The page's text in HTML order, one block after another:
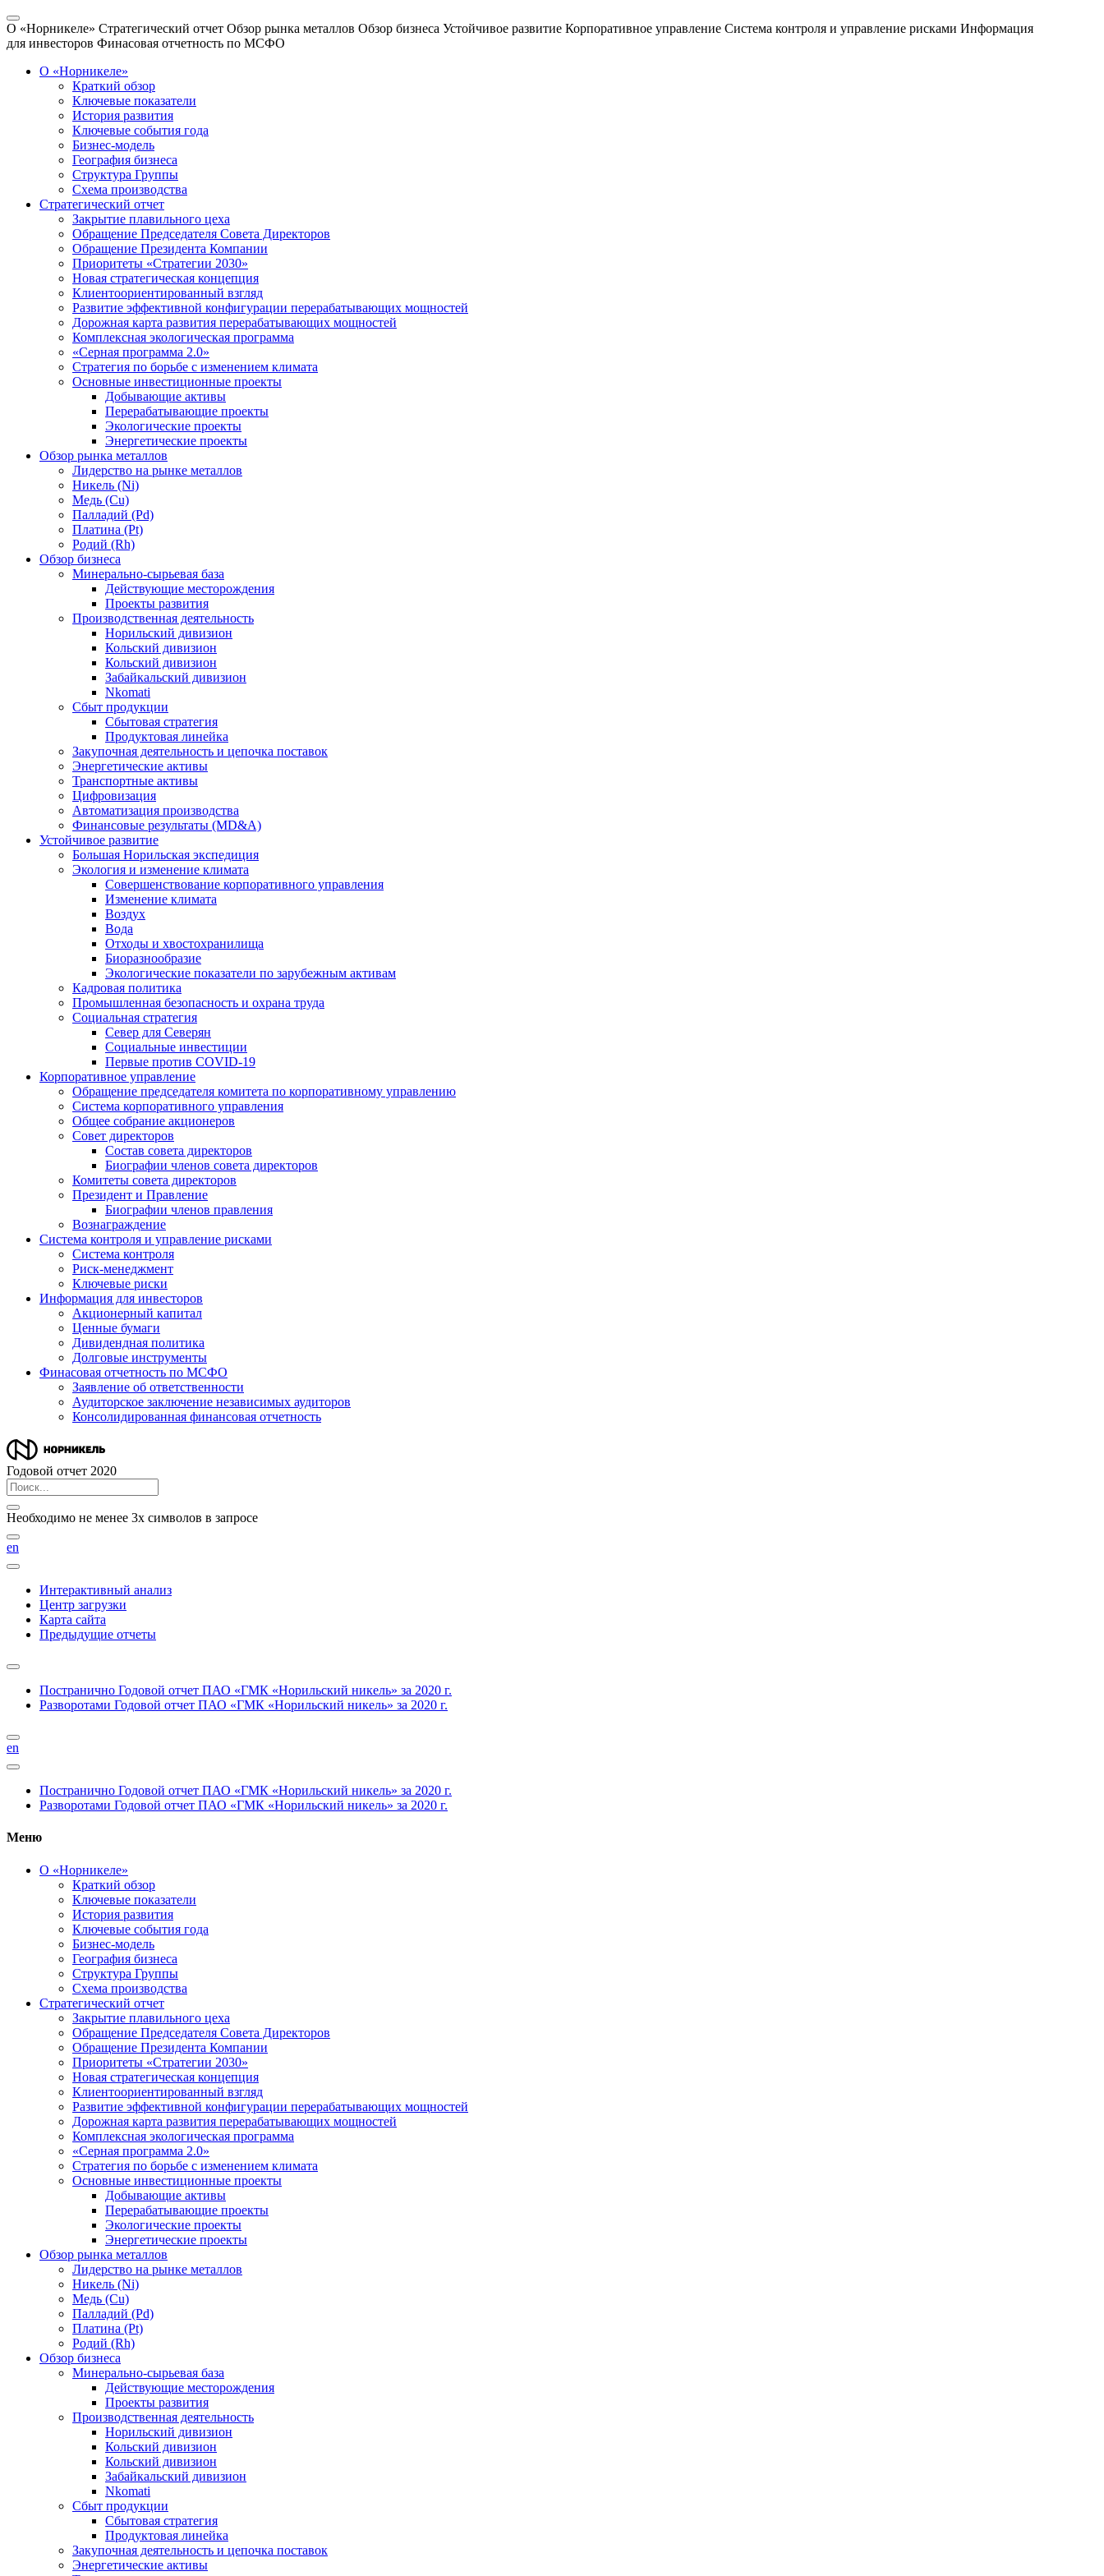
О «Норникеле» Стратегический отчет Обзор рынка металлов Обзор бизнеса Устойчивое развитие Корпоративное управление Система контроля и управление рисками Информация
для инвесторов Финасовая отчетность по МСФО
О «Норникеле»
Краткий обзор
Ключевые показатели
История развития
Ключевые события года
Бизнес-модель
География бизнеса
Структура Группы
Схема производства
Стратегический отчет
Закрытие плавильного цеха
Обращение Председателя Совета Директоров
Обращение Президента Компании
Приоритеты «Стратегии 2030»
Новая стратегическая концепция
Клиентоориентированный взгляд
Развитие эффективной конфигурации перерабатывающих мощностей
Дорожная карта развития перерабатывающих мощностей
Комплексная экологическая программа
«Серная программа 2.0»
Стратегия по борьбе с изменением климата
Основные инвестиционные проекты
Добывающие активы
Перерабатывающие проекты
Экологические проекты
Энергетические проекты
Обзор рынка металлов
Лидерство на рынке металлов
Никель (Ni)
Медь (Cu)
Палладий (Pd)
Платина (Pt)
Родий (Rh)
Обзор бизнеса
Минерально-сырьевая база
Действующие месторождения
Проекты развития
Производственная деятельность
Норильский дивизион
Кольский дивизион
Кольский дивизион
Забайкальский дивизион
Nkomati
Сбыт продукции
Сбытовая стратегия
Продуктовая линейка
Закупочная деятельность и цепочка поставок
Энергетические активы
Транспортные активы
Цифровизация
Автоматизация производства
Финансовые результаты (MD&A)
Устойчивое развитие
Большая Норильская экспедиция
Экология и изменение климата
Совершенствование корпоративного управления
Изменение климата
Воздух
Вода
Отходы и хвостохранилища
Биоразнообразие
Экологические показатели по зарубежным активам
Кадровая политика
Промышленная безопасность и охрана труда
Социальная стратегия
Север для Северян
Социальные инвестиции
Первые против COVID‑19
Корпоративное управление
Обращение председателя комитета по корпоративному управлению
Система корпоративного управления
Общее собрание акционеров
Совет директоров
Состав совета директоров
Биографии членов совета директоров
Комитеты совета директоров
Президент и Правление
Биографии членов правления
Вознаграждение
Система контроля и управление рисками
Система контроля
Риск-менеджмент
Ключевые риски
Информация для инвесторов
Акционерный капитал
Ценные бумаги
Дивидендная политика
Долговые инструменты
Финасовая отчетность по МСФО
Заявление об ответственности
Аудиторское заключение независимых аудиторов
Консолидированная финансовая отчетность
Годовой отчет 2020
Необходимо не менее 3х символов в запросе
en
Интерактивный анализ
Центр загрузки
Карта сайта
Предыдущие отчеты
Постранично Годовой отчет ПАО «ГМК «Норильский никель» за 2020 г.
Разворотами Годовой отчет ПАО «ГМК «Норильский никель» за 2020 г.
en
Постранично Годовой отчет ПАО «ГМК «Норильский никель» за 2020 г.
Разворотами Годовой отчет ПАО «ГМК «Норильский никель» за 2020 г.
Меню
О «Норникеле»
Краткий обзор
Ключевые показатели
История развития
Ключевые события года
Бизнес-модель
География бизнеса
Структура Группы
Схема производства
Стратегический отчет
Закрытие плавильного цеха
Обращение Председателя Совета Директоров
Обращение Президента Компании
Приоритеты «Стратегии 2030»
Новая стратегическая концепция
Клиентоориентированный взгляд
Развитие эффективной конфигурации перерабатывающих мощностей
Дорожная карта развития перерабатывающих мощностей
Комплексная экологическая программа
«Серная программа 2.0»
Стратегия по борьбе с изменением климата
Основные инвестиционные проекты
Добывающие активы
Перерабатывающие проекты
Экологические проекты
Энергетические проекты
Обзор рынка металлов
Лидерство на рынке металлов
Никель (Ni)
Медь (Cu)
Палладий (Pd)
Платина (Pt)
Родий (Rh)
Обзор бизнеса
Минерально-сырьевая база
Действующие месторождения
Проекты развития
Производственная деятельность
Норильский дивизион
Кольский дивизион
Кольский дивизион
Забайкальский дивизион
Nkomati
Сбыт продукции
Сбытовая стратегия
Продуктовая линейка
Закупочная деятельность и цепочка поставок
Энергетические активы